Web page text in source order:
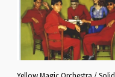
Yellow Magic Orchestra / Solid